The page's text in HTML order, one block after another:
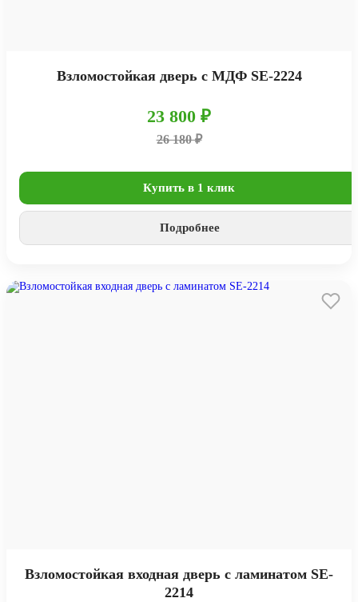
Взломостойкая дверь с МДФ SE-2224
23 800 ₽
26 180 ₽
Купить в 1 клик
Подробнее
Взломостойкая входная дверь с ламинатом SE-
2214